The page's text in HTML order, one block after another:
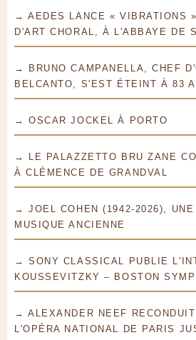
→ AEDES LANCE « VIBRATIONS
D'ART CHORAL, À L'ABBAYE DE
→ BRUNO CAMPANELLA, CHEF
BELCANTO, S'EST ÉTEINT À 83
→ OSCAR JOCKEL À PORTO
→ LE PALAZZETTO BRU ZANE
À CLÉMENCE DE GRANDVAL
→ JOEL COHEN (1942-2026),
MUSIQUE ANCIENNE
→ SONY CLASSICAL PUBLIE
KOUSSEVITZKY – BOSTON
→ ALEXANDER NEEF
L'OPÉRA NATIONAL DE PARIS